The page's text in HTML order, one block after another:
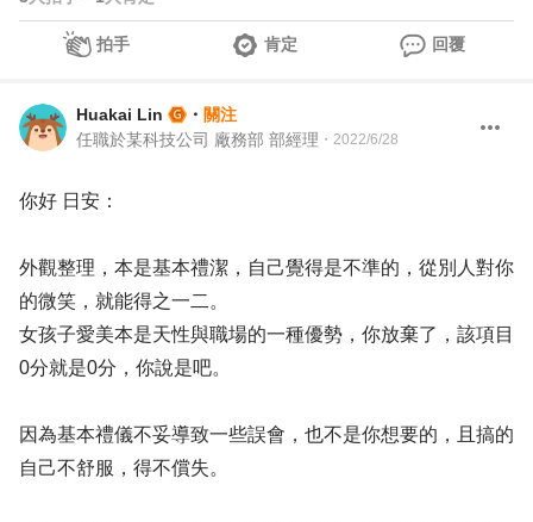
拍手 肯定 回覆
Huakai Lin ・ 關注
任職於某科技公司 廠務部 部經理 ・ 2022/6/28
你好 日安：
外觀整理，本是基本禮潔，自己覺得是不準的，從別人對你
的微笑，就能得之一二。
女孩子愛美本是天性與職場的一種優勢，你放棄了，該項目
0分就是0分，你說是吧。
因為基本禮儀不妥導致一些誤會，也不是你想要的，且搞的
自己不舒服，得不償失。